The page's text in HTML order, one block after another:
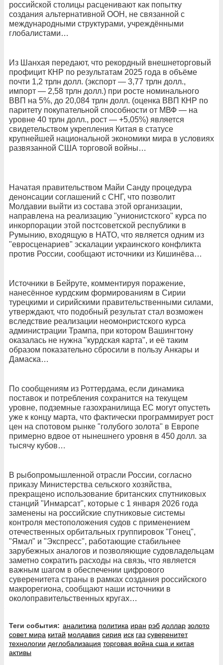
российской столицы расценивают как попытку
создания альтернативной ООН, не связанной с
международными структурами, учреждёнными
глобалистами…
Из Шанхая передают, что рекордный внешнеторговый
профицит КНР по результатам 2025 года в объёме
почти 1,2 трлн долл. (экспорт — 3,77 трлн долл.,
импорт — 2,58 трлн долл.) при росте номинального
ВВП на 5%, до 20,084 трлн долл. (оценка ВВП КНР по
паритету покупательной способности от МВФ — на
уровне 40 трлн долл., рост — +5,05%) является
свидетельством укрепления Китая в статусе
крупнейшей национальной экономики мира в условиях
развязанной США торговой войны…
Начатая правительством Майи Санду процедура
денонсации соглашений с СНГ, что позволит
Молдавии выйти из состава этой организации,
направлена на реализацию "унионистского" курса по
инкорпорации этой постсоветской республики в
Румынию, входящую в НАТО, что является одним из
"евросценариев" эскалации украинского конфликта
против России, сообщают источники из Кишинёва…
Источники в Бейруте, комментируя поражение,
нанесённое курдским формированиям в Сирии
турецкими и сирийскими правительственными силами,
утверждают, что подобный результат стал возможен
вследствие реализации неомонристского курса
администрации Трампа, при котором Вашингтону
оказалась не нужна "курдская карта", и её таким
образом показательно сбросили в пользу Анкары и
Дамаска…
По сообщениям из Роттердама, если динамика
поставок и потребления сохранится на текущем
уровне, подземные газохранилища ЕС могут опустеть
уже к концу марта, что фактически программирует рост
цен на спотовом рынке "голубого золота" в Европе
примерно вдвое от нынешнего уровня в 450 долл. за
тысячу кубов…
В рыбопромышленной отрасли России, согласно
приказу Министерства сельского хозяйства,
прекращено использование британских спутниковых
станций "Инмарсат", которые с 1 января 2026 года
заменены на российские спутниковые системы
контроля местоположения судов с применением
отечественных орбитальных группировок "Гонец",
"Ямал" и "Экспресс", работающие стабильнее
зарубежных аналогов и позволяющие судовладельцам
заметно сократить расходы на связь, что является
важным шагом в обеспечении цифрового
суверенитета страны в рамках создания российского
макрорегиона, сообщают наши источники в
околоправительственных кругах…
Теги события: аналитика политика иран рэб доллар золото
совет мира китай молдавия сирия иск газ суверенитет
технологии деглобализация торговая война сша и китая
активы